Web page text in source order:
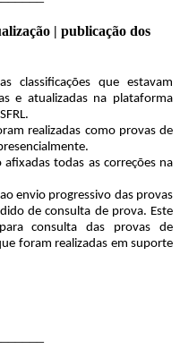
| publicação dos
classificações que estavam
e atualizadas na plataforma
realizadas como provas de
todas as correções na
envio progressivo das provas
de consulta de prova. Este
consulta das provas de
foram realizadas em suporte